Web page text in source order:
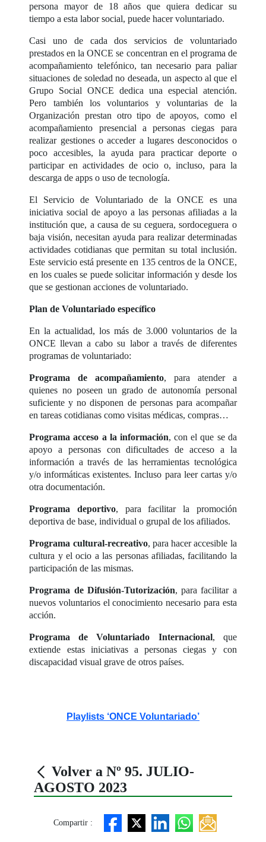
persona mayor de 18 años que quiera dedicar su
tiempo a esta labor social, puede hacer voluntariado.
Casi uno de cada dos servicios de voluntariado
prestados en la ONCE se concentran en el programa de
acompañamiento telefónico, tan necesario para paliar
situaciones de soledad no deseada, un aspecto al que el
Grupo Social ONCE dedica una especial atención.
Pero también los voluntarios y voluntarias de la
Organización prestan otro tipo de apoyos, como el
acompañamiento presencial a personas ciegas para
realizar gestiones o acceder a lugares desconocidos o
poco accesibles, la ayuda para practicar deporte o
participar en actividades de ocio o, incluso, para la
descarga de apps o uso de tecnología.
El Servicio de Voluntariado de la ONCE es una
iniciativa social de apoyo a las personas afiliadas a la
institución que, a causa de su ceguera, sordoceguera o
baja visión, necesitan ayuda para realizar determinadas
actividades cotidianas que permitan su total inclusión.
Este servicio está presente en 135 centros de la ONCE,
en los cuales se puede solicitar información y desde los
que se gestionan acciones de voluntariado.
Plan de Voluntariado específico
En la actualidad, los más de 3.000 voluntarios de la
ONCE llevan a cabo su labor a través de diferentes
programas de voluntariado:
Programa de acompañamiento, para atender a
quienes no poseen un grado de autonomía personal
suficiente y no disponen de personas para acompañar
en tareas cotidianas como visitas médicas, compras…
Programa acceso a la información, con el que se da
apoyo a personas con dificultades de acceso a la
información a través de las herramientas tecnológica
y/o informáticas existentes. Incluso para leer cartas y/o
otra documentación.
Programa deportivo, para facilitar la promoción
deportiva de base, individual o grupal de los afiliados.
Programa cultural-recreativo, para hacer accesible la
cultura y el ocio a las personas afiliadas, facilitando la
participación de las mismas.
Programa de Difusión-Tutorización, para facilitar a
nuevos voluntarios el conocimiento necesario para esta
acción.
Programa de Voluntariado Internacional, que
extiende estas iniciativas a personas ciegas y con
discapacidad visual grave de otros países.
Playlists ‘ONCE Voluntariado’
Volver a Nº 95. JULIO-
AGOSTO 2023
Compartir :